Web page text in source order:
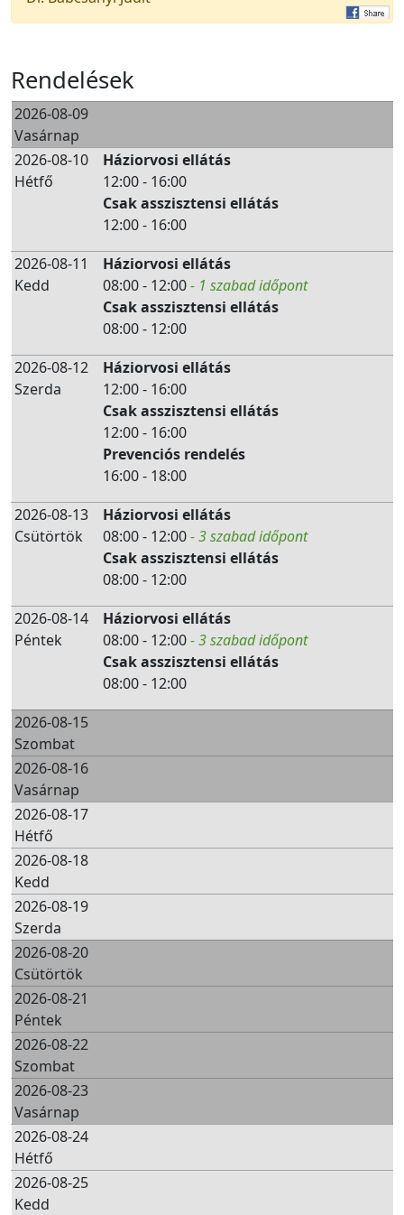
Rendelések
2026-08-09
Vasárnap
2026-08-10
Hétfő
Háziorvosi ellátás
12:00 - 16:00
Csak asszisztensi ellátás
12:00 - 16:00
2026-08-11
Kedd
Háziorvosi ellátás
08:00 - 12:00- 1 szabad időpont
Csak asszisztensi ellátás
08:00 - 12:00
2026-08-12
Szerda
Háziorvosi ellátás
12:00 - 16:00
Csak asszisztensi ellátás
12:00 - 16:00
Prevenciós rendelés
16:00 - 18:00
2026-08-13
Csütörtök
Háziorvosi ellátás
08:00 - 12:00- 3 szabad időpont
Csak asszisztensi ellátás
08:00 - 12:00
2026-08-14
Péntek
Háziorvosi ellátás
08:00 - 12:00- 3 szabad időpont
Csak asszisztensi ellátás
08:00 - 12:00
2026-08-15
Szombat
2026-08-16
Vasárnap
2026-08-17
Hétfő
2026-08-18
Kedd
2026-08-19
Szerda
2026-08-20
Csütörtök
2026-08-21
Péntek
2026-08-22
Szombat
2026-08-23
Vasárnap
2026-08-24
Hétfő
2026-08-25
Kedd